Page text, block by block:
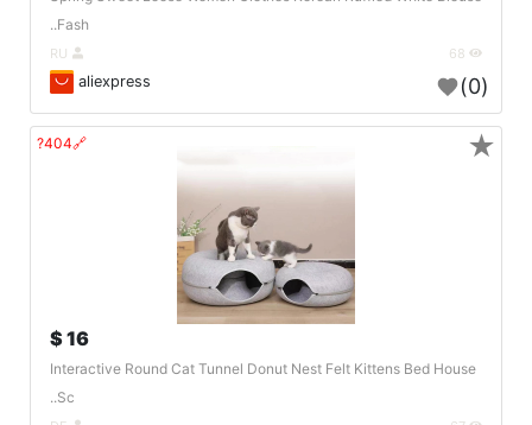
Fash..
aliexpress (0)
🔗404?
16 $
Interactive Round Cat Tunnel Donut Nest Felt Kittens Bed House
Sc..
★